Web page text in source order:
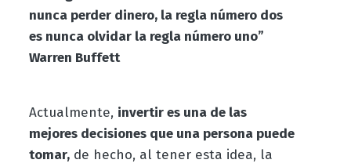
nunca perder dinero, la regla número dos
es nunca olvidar la regla número uno”
Warren Buffett
Actualmente, invertir es una de las
mejores decisiones que una persona puede
tomar,de hecho, al tener esta idea, la